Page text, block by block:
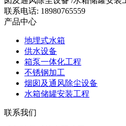
联系电话: 18980765559
产品中心
地埋式水箱
供水设备
箱泵一体化工程
不锈钢加工
烟囱及通风除尘设备
水箱储罐安装工程
联系我们